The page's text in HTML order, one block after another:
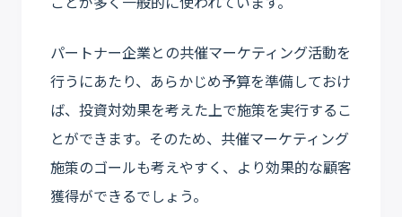
パートナー企業との共催マーケティング活動を
行うにあたり、あらかじめ予算を準備しておけ
ば、投資対効果を考えた上で施策を実行するこ
とができます。そのため、共催マーケティング
施策のゴールも考えやすく、より効果的な顧客
獲得ができるでしょう。